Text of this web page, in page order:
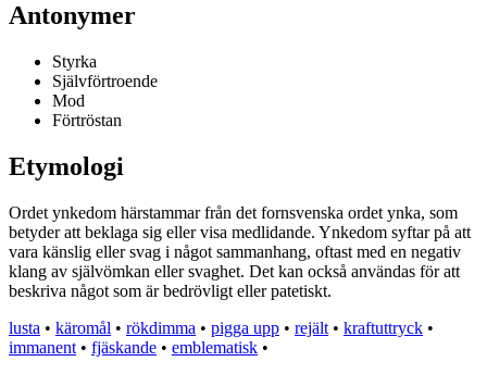
Antonymer
Styrka
Självförtroende
Mod
Förtröstan
Etymologi
Ordet ynkedom härstammar från det fornsvenska ordet ynka, som
betyder att beklaga sig eller visa medlidande. Ynkedom syftar på att
vara känslig eller svag i något sammanhang, oftast med en negativ
klang av självömkan eller svaghet. Det kan också användas för att
beskriva något som är bedrövligt eller patetiskt.
lusta • käromål • rökdimma • pigga upp • rejält • kraftuttryck •
immanent • fjäskande • emblematisk •